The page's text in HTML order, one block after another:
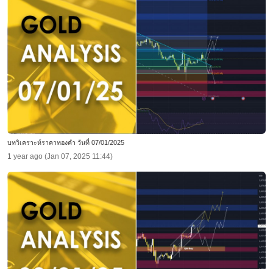
บทวิเคราะห์ราคาทองคำ วันที่ 07/01/2025
1 year ago (Jan 07, 2025 11:44)